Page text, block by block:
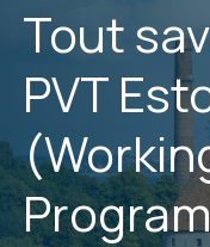
Tout
PVT